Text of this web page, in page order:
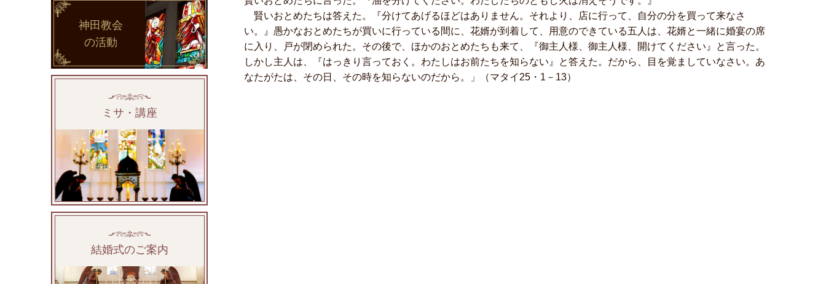
賢いおとめたちは答えた。『分けてあげるほどはありません。それより、店に行って、自分の分を買って来なさ
い。』愚かなおとめたちが買いに行っている間に、花婿が到着して、用意のできている五人は、花婿と一緒に婚宴の席
に入り、戸が閉められた。その後で、ほかのおとめたちも来て、『御主人様、御主人様、開けてください』と言った。
しかし主人は、『はっきり言っておく。わたしはお前たちを知らない』と答えた。だから、目を覚ましていなさい。あ
なたがたは、その日、その時を知らないのだから。」（マタイ25・1－13）
神田教会
の活動
ミサ・講座
結婚式のご案内